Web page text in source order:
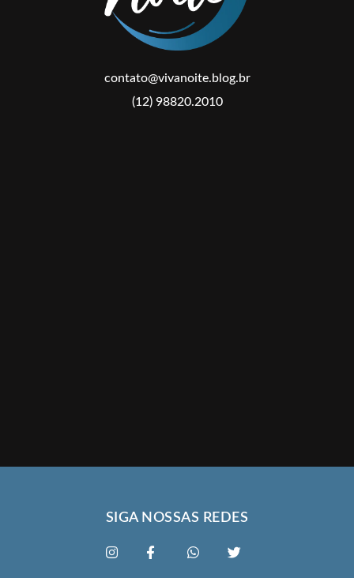
contato@vivanoite.blog.br
(12) 98820.2010
SIGA NOSSAS REDES